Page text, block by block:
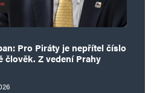
Pro Piráty je nepřítel číslo
člověk. Z vedení Prahy